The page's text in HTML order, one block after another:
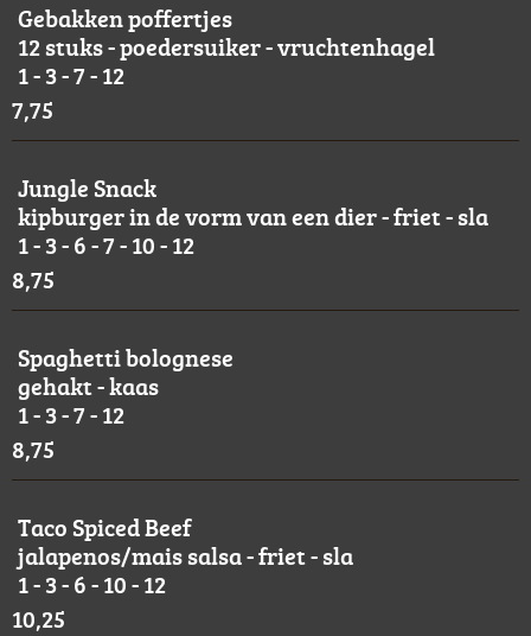
Gebakken poffertjes
12 stuks - poedersuiker - vruchtenhagel
1 - 3 - 7 - 12
7,75
Jungle Snack
kipburger in de vorm van een dier - friet - sla
1 - 3 - 6 - 7 - 10 - 12
8,75
Spaghetti bolognese
gehakt - kaas
1 - 3 - 7 - 12
8,75
Taco Spiced Beef
jalapenos/mais salsa - friet - sla
1 - 3 - 6 - 10 - 12
10,25